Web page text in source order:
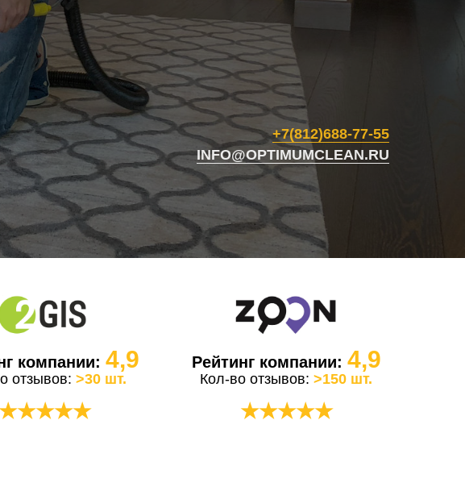
+7(812)688-77-55
INFO@OPTIMUMCLEAN.RU
компании: 4,9
отзывов: >30 шт.
★★★★★
Рейтинг компании: 4,9
Кол-во отзывов: >150 шт.
★★★★★